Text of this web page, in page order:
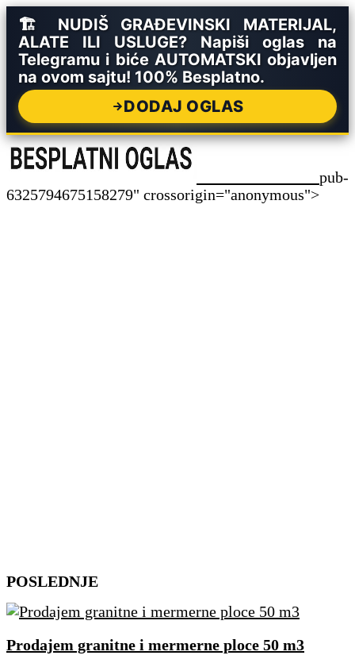
🏗️ NUDIŠ GRAĐEVINSKI MATERIJAL,
ALATE ILI USLUGE? Napiši oglas na
Telegramu i biće AUTOMATSKI objavljen
na ovom sajtu! 100% Besplatno.
DODAJ OGLAS
pub-
6325794675158279" crossorigin="anonymous">
Skip
content
POSLEDNJE
Prodajem granitne i mermerne ploce 50 m3